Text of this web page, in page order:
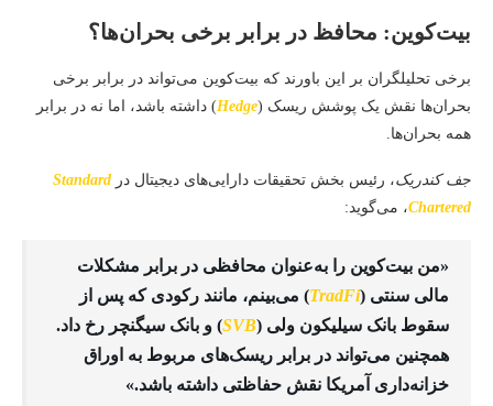
بیت‌کوین: محافظ در برابر برخی بحران‌ها؟
برخی تحلیلگران بر این باورند که بیت‌کوین می‌تواند در برابر برخی
بحران‌ها نقش یک پوشش ریسک (Hedge) داشته باشد، اما نه در برابر
همه بحران‌ها.
جف کندریک، رئیس بخش تحقیقات دارایی‌های دیجیتال در Standard
Chartered، می‌گوید:
«من بیت‌کوین را به‌عنوان محافظی در برابر مشکلات
مالی سنتی (TradFi) می‌بینم، مانند رکودی که پس از
سقوط بانک سیلیکون ولی (SVB) و بانک سیگنچر رخ داد.
همچنین می‌تواند در برابر ریسک‌های مربوط به اوراق
خزانه‌داری آمریکا نقش حفاظتی داشته باشد.»